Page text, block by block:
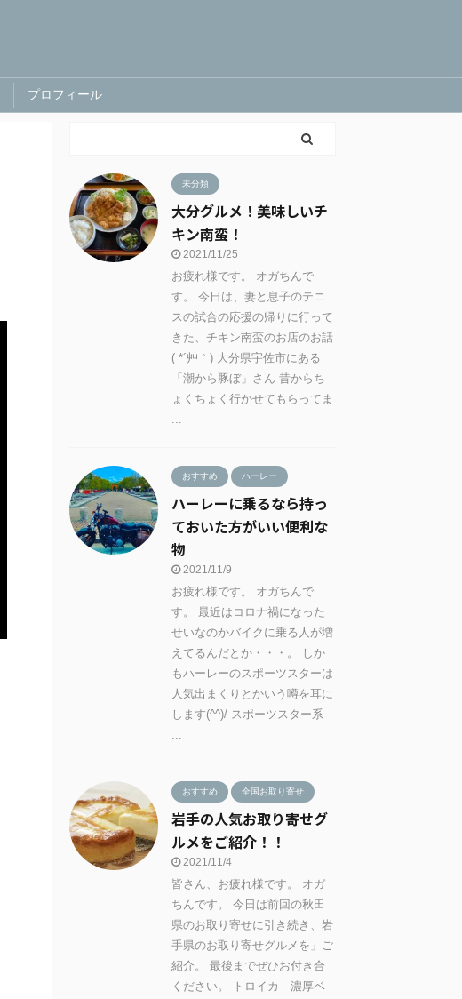
プロフィール
未分類
大分グルメ！美味しいチ
キン南蛮！
2021/11/25
お疲れ様です。 オガちんで
す。 今日は、妻と息子のテニ
スの試合の応援の帰りに行って
きた、チキン南蛮のお店のお話
( *´艸｀) 大分県宇佐市にある
「潮から豚ぼ」さん 昔からち
ょくちょく行かせてもらってま
...
おすすめ ハーレー
ハーレーに乗るなら持っ
ておいた方がいい便利な
物
2021/11/9
お疲れ様です。 オガちんで
す。 最近はコロナ禍になった
せいなのかバイクに乗る人が増
えてるんだとか・・・。 しか
もハーレーのスポーツスターは
人気出まくりとかいう噂を耳に
します(^^)/ スポーツスター系
...
おすすめ 全国お取り寄せ
岩手の人気お取り寄せグ
ルメをご紹介！！
2021/11/4
皆さん、お疲れ様です。 オガ
ちんです。 今日は前回の秋田
県のお取り寄せに引き続き、岩
手県のお取り寄せグルメを」ご
紹介。 最後までぜひお付き合
ください。 トロイカ 濃厚ベ